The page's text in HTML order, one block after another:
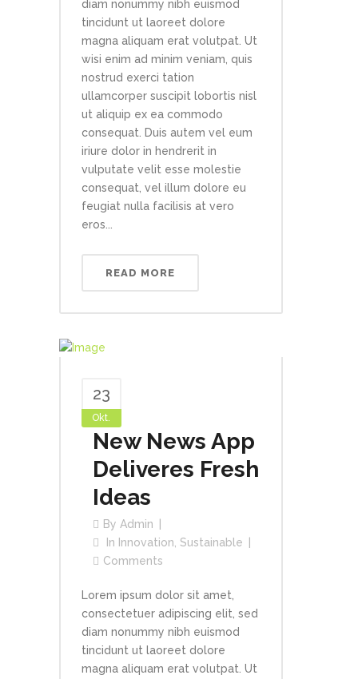
diam nonummy nibh euismod
tincidunt ut laoreet dolore
magna aliquam erat volutpat. Ut
wisi enim ad minim veniam, quis
nostrud exerci tation
ullamcorper suscipit lobortis nisl
ut aliquip ex ea commodo
consequat. Duis autem vel eum
iriure dolor in hendrerit in
vulputate velit esse molestie
consequat, vel illum dolore eu
feugiat nulla facilisis at vero
eros...
READ MORE
23
Okt.
New News App
Deliveres Fresh
Ideas
By Admin
In Innovation Sustainable
Comments
Lorem ipsum dolor sit amet,
consectetuer adipiscing elit, sed
diam nonummy nibh euismod
tincidunt ut laoreet dolore
magna aliquam erat volutpat. Ut